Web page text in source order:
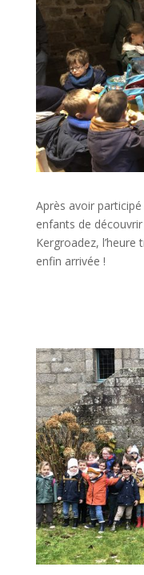
Après avoir
enfants de
Kergroadez,
enfin arrivée !